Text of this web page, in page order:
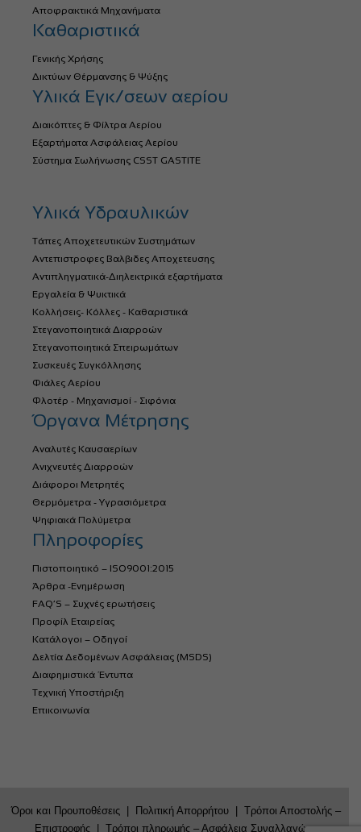
Αποφρακτικά Μηχανήματα
Καθαριστικά
Γενικής Χρήσης
Δικτύων Θέρμανσης & Ψύξης
Υλικά Εγκ/σεων αερίου
Διακόπτες & Φίλτρα Αερίου
Εξαρτήματα Ασφάλειας Αερίου
Σύστημα Σωλήνωσης CSST GASTITE
Υλικά Υδραυλικών
Τάπες Αποχετευτικών Συστημάτων
Αντεπιστροφες Βαλβιδες Αποχετευσης
Αντιπληγματικά-Διηλεκτρικά εξαρτήματα
Εργαλεία & Ψυκτικά
Κολλήσεις- Κόλλες - Καθαριστικά
Στεγανοποιητικά Διαρροών
Στεγανοποιητικά Σπειρωμάτων
Συσκευές Συγκόλλησης
Φιάλες Αερίου
Φλοτέρ - Μηχανισμοί - Σιφόνια
Όργανα Μέτρησης
Αναλυτές Καυσαερίων
Ανιχνευτές Διαρροών
Διάφοροι Μετρητές
Θερμόμετρα - Υγρασιόμετρα
Ψηφιακά Πολύμετρα
Πληροφορίες
Πιστοποιητικό – ISO9001:2015
Άρθρα -Ενημέρωση
FAQ’S – Συχνές ερωτήσεις
Προφίλ Εταιρείας
Κατάλογοι – Οδηγοί
Δελτία Δεδομένων Ασφάλειας (MSDS)
Διαφημιστικά Έντυπα
Τεχνική Υποστήριξη
Επικοινωνία
Όροι και Προυποθέσεις Πολιτική Απορρήτου
Τρόποι Αποστολής –
Επιστροφής
Τρόποι πληρωμής – Ασφάλεια Συναλλαγών